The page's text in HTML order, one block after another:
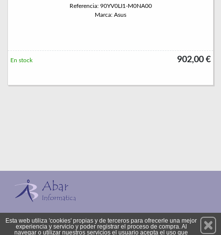
Referencia: 90YV0LI1-M0NA00
Marca: Asus
902,00 €
En stock
Suscríbete
Esta web utiliza 'cookies' propias y de terceros para ofrecerle una mejor
experiencia y servicio y poder registrar el proceso de compra. Al
navegar o utilizar nuestros servicios el usuario acepta el uso que